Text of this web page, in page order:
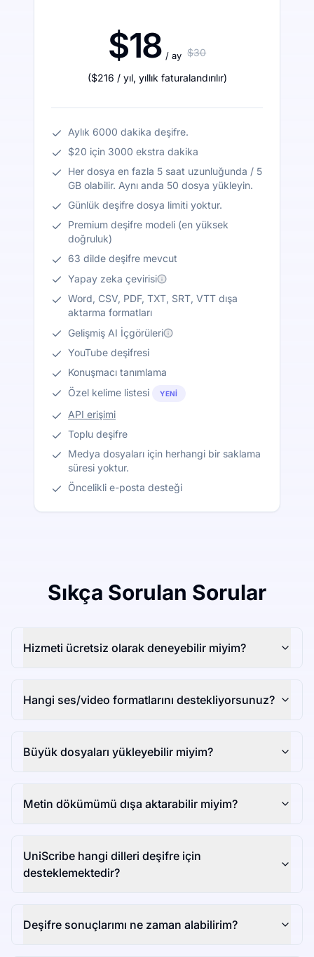
$18 / ay $30
($216 / yıl, yıllık faturalandırılır)
Aylık 6000 dakika deşifre.
$20 için 3000 ekstra dakika
Her dosya en fazla 5 saat uzunluğunda / 5
GB olabilir. Aynı anda 50 dosya yükleyin.
Günlük deşifre dosya limiti yoktur.
Premium deşifre modeli (en yüksek
doğruluk)
63 dilde deşifre mevcut
Yapay zeka çevirisi
Word, CSV, PDF, TXT, SRT, VTT dışa
aktarma formatları
Gelişmiş AI İçgörüleri
YouTube deşifresi
Konuşmacı tanımlama
Özel kelime listesi
YENI
API erişimi
Toplu deşifre
Medya dosyaları için herhangi bir saklama
süresi yoktur.
Öncelikli e-posta desteği
Sıkça Sorulan Sorular
Hizmeti ücretsiz olarak deneyebilir miyim?
Hangi ses/video formatlarını destekliyorsunuz?
Büyük dosyaları yükleyebilir miyim?
Metin dökümümü dışa aktarabilir miyim?
UniScribe hangi dilleri deşifre için
desteklemektedir?
Deşifre sonuçlarımı ne zaman alabilirim?